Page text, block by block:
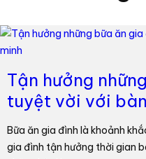
Tận hưởng
tuyệt vời với
Bữa ăn gia đình là khoảnh
gia đình tận hưởng thời gian